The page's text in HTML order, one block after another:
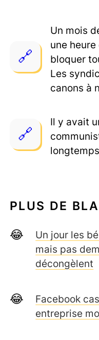
Un mois
une
bloquer
Les
canons à
Il y avait
PLUS DE
Un jour les
mais pas
décongèlent
Facebook
entreprise